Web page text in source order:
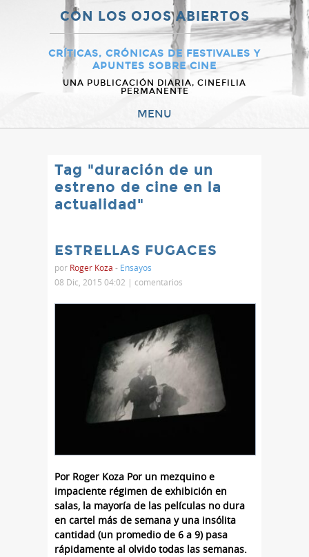
CON LOS OJOS ABIERTOS
CRÍTICAS, CRÓNICAS DE FESTIVALES Y
APUNTES SOBRE CINE
UNA PUBLICACIÓN DIARIA, CINEFILIA
PERMANENTE
MENU
Tag "duración de un
estreno de cine en la
actualidad"
ESTRELLAS FUGACES
por Roger Koza - Ensayos
08 Dic, 2015 04:02 | comentarios
Por Roger Koza Por un mezquino e
impaciente régimen de exhibición en
salas, la mayoría de las películas no dura
en cartel más de semana y una insólita
cantidad (un promedio de 6 a 9) pasa
rápidamente al olvido todas las semanas.